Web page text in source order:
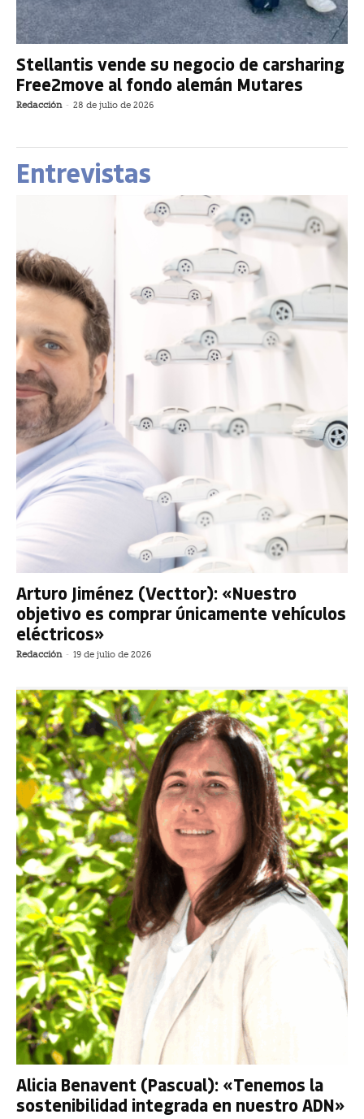
Stellantis vende su negocio de carsharing
Free2move al fondo alemán Mutares
Redacción - 28 de julio de 2026
Entrevistas
Arturo Jiménez (Vecttor): «Nuestro
objetivo es comprar únicamente vehículos
eléctricos»
Redacción - 19 de julio de 2026
Alicia Benavent (Pascual): «Tenemos la
sostenibilidad integrada en nuestro ADN»